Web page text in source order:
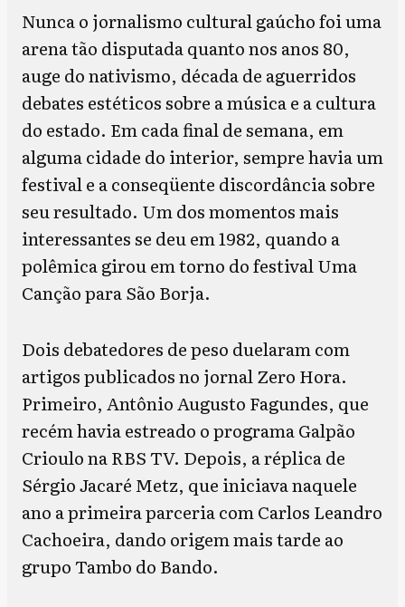
Nunca o jornalismo cultural gaúcho foi uma
arena tão disputada quanto nos anos 80,
auge do nativismo, década de aguerridos
debates estéticos sobre a música e a cultura
do estado. Em cada final de semana, em
alguma cidade do interior, sempre havia um
festival e a conseqüente discordância sobre
seu resultado. Um dos momentos mais
interessantes se deu em 1982, quando a
polêmica girou em torno do festival Uma
Canção para São Borja.
Dois debatedores de peso duelaram com
artigos publicados no jornal Zero Hora.
Primeiro, Antônio Augusto Fagundes, que
recém havia estreado o programa Galpão
Crioulo na RBS TV. Depois, a réplica de
Sérgio Jacaré Metz, que iniciava naquele
ano a primeira parceria com Carlos Leandro
Cachoeira, dando origem mais tarde ao
grupo Tambo do Bando.